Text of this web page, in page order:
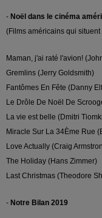
- Noël dans le cinéma
(Films américains qui
Maman, j'ai raté l'avion!
Gremlins (Jerry Goldsmith)
Fantômes En Fête (Danny
Le Drôle De Noël De
La vie est belle (Dmitri
Miracle Sur La 34Ème Rue
Love Actually (Craig
The Holiday (Hans Zimmer)
Last Christmas (Theodore
- Notre Bilan 2019